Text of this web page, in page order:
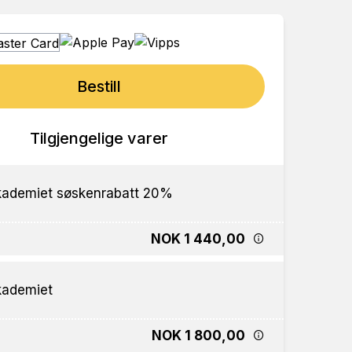
Bestill
Tilgjengelige varer
søskenrabatt 20%
NOK 1 440,00
NOK 1 800,00